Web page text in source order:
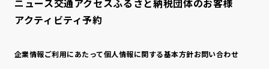
ニュース交通アクセスふるさと納税団体のお客様
アクティビティ予約
企業情報ご利用にあたって個人情報に関する基本方針お問い合わせ